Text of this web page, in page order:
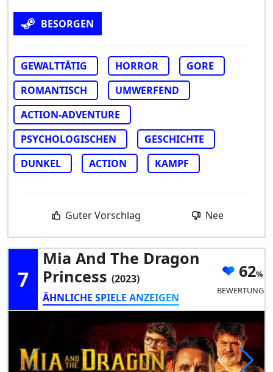
BESORGEN
GEWALTTÄTIG HORROR
GORE
ROMANTISCH
UMWERFEND
ACTION-ADVENTURE
PSYCHOLOGISCHEN
GESCHICHTE
DUNKEL
ACTION KAMPF
Guter Vorschlag Nee
7
Mia And The Dragon
Princess (2023)
ÄHNLICHE SPIELE ANZEIGEN
62
BEWERTUNG